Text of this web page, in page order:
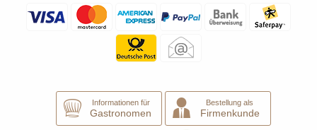
Informationen für
Gastronomen
Bestellung als
Firmenkunde